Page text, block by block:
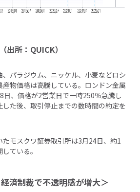
（出所： QUICK）
パラジウム、ニッケル、小麦などロシ
物価格は高騰している。ロンドン金属
日、価格が2営業日で一時250％急騰し
た後、取引停止までの数時間の約定を
モスクワ証券取引所は3月24日、約1
ている。
済制裁で不透明感が増大＞